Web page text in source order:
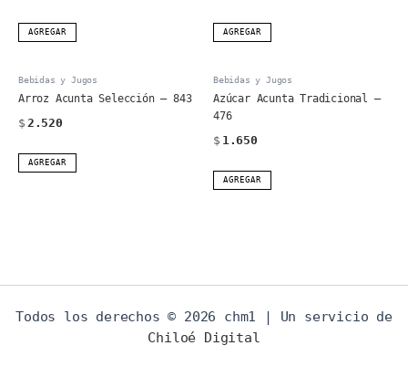
AGREGAR AGREGAR
Bebidas y Jugos
Arroz Acunta Selección – 843
$ 2.520
AGREGAR
Bebidas y Jugos
Azúcar Acunta Tradicional –
476
$ 1.650
AGREGAR
Todos los derechos © 2026 chm1 | Un servicio de
Chiloé Digital